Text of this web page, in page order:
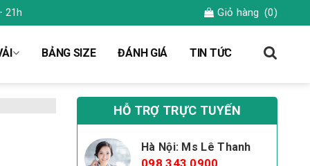
21h Giỏ hàng (0)
BẢNG SIZE ĐÁNH GIÁ TIN TỨC
HỖ TRỢ TRỰC TUYẾN
Hà Nội: Ms Lê Thanh
098 343 0900